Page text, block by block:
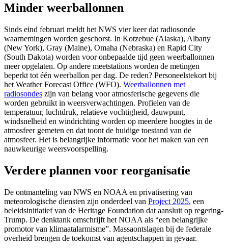
Minder weerballonnen
Sinds eind februari meldt het NWS vier keer dat radiosonde
waarnemingen worden geschorst. In Kotzebue (Alaska), Albany
(New York), Gray (Maine), Omaha (Nebraska) en Rapid City
(South Dakota) worden voor onbepaalde tijd geen weerballonnen
meer opgelaten. Op andere meetstations worden de metingen
beperkt tot één weerballon per dag. De reden? Personeelstekort bij
het Weather Forecast Office (WFO). Weerballonnen met
radiosondes zijn van belang voor atmosferische gegevens die
worden gebruikt in weersverwachtingen. Profielen van de
temperatuur, luchtdruk, relatieve vochtigheid, dauwpunt,
windsnelheid en windrichting worden op meerdere hoogtes in de
atmosfeer gemeten en dat toont de huidige toestand van de
atmosfeer. Het is belangrijke informatie voor het maken van een
nauwkeurige weersvoorspelling.
Verdere plannen voor reorganisatie
De ontmanteling van NWS en NOAA en privatisering van
meteorologische diensten zijn onderdeel van Project 2025, een
beleidsinitiatief van de Heritage Foundation dat aansluit op regering-
Trump. De denktank omschrijft het NOAA als “een belangrijke
promotor van klimaatalarmisme”. Massaontslagen bij de federale
overheid brengen de toekomst van agentschappen in gevaar.